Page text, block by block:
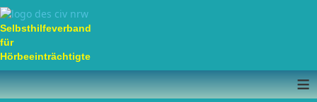
Selbsthilfeverband
für
Hörbeeinträchtigte
≡